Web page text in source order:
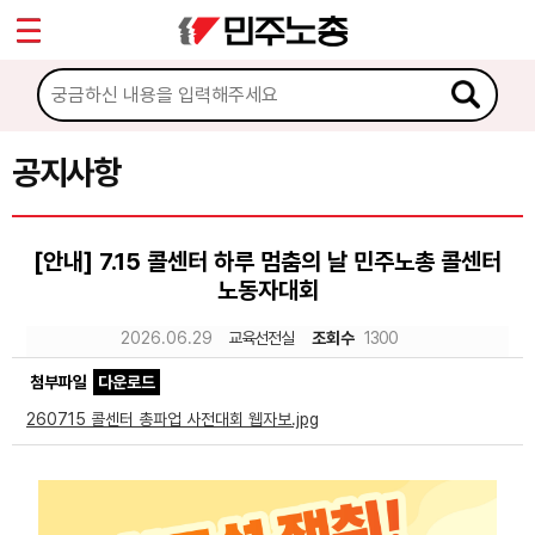
공지사항
[안내] 7.15 콜센터 하루 멈춤의 날 민주노총 콜센터
노동자대회
2026.06.29 교육선전실 조회수 1300
첨부파일
다운로드
260715 콜센터 총파업 사전대회 웹자보.jpg
마이페이지
소개
소식
공지사항
성명·보도
노동상담
자료
Sketchbook5, 스케치북5
Sketchbook5, 스케치북5